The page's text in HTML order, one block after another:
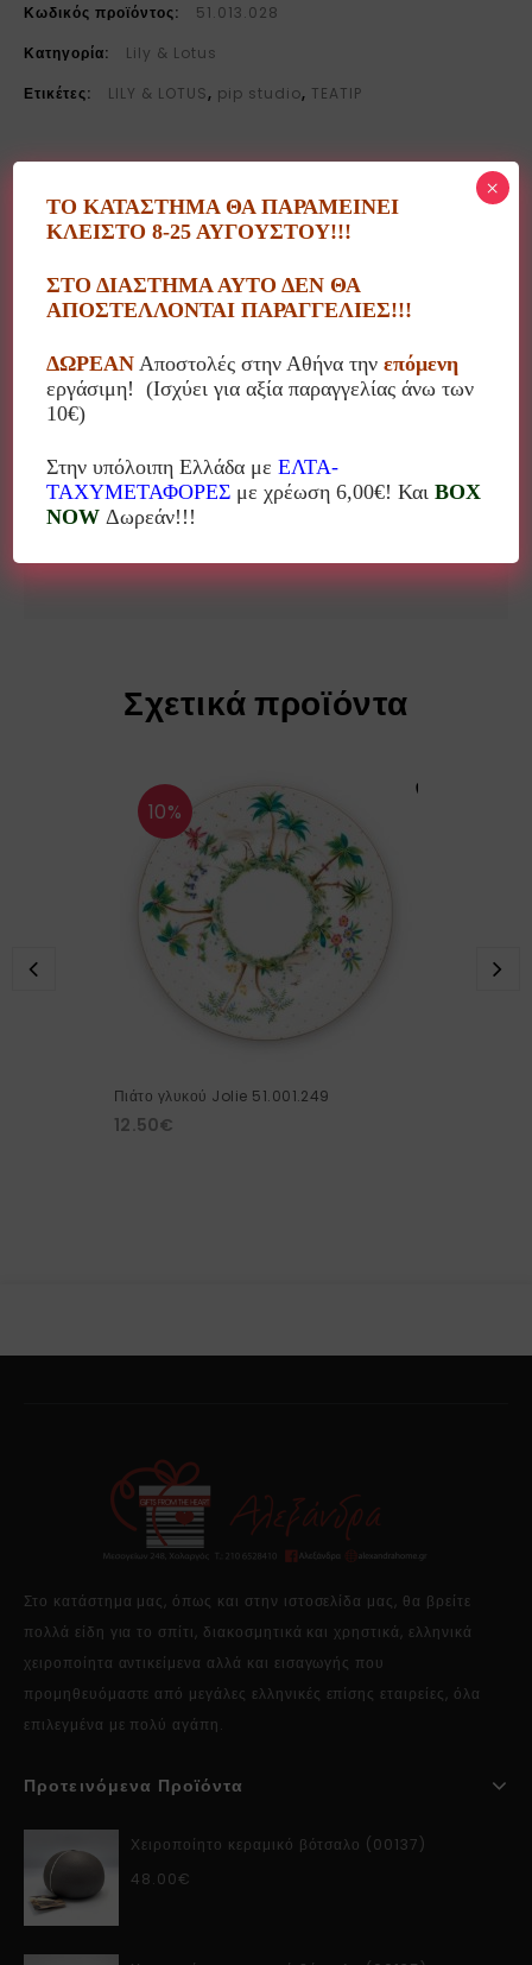
Κωδικός προϊόντος:
51.013.028
Κατηγορία:
Lily & Lotus
Ετικέτες:
LILY & LOTUS, pip studio, TEATIP
Κωδικός: 51.013.028
Διάμετρος: 9εκ
Σχετικά προϊόντα
10%
Πιάτο γλυκού Jolie 51.001.249
12.50€
Στο κατάστημα μας, όπως και στην ιστοσελίδα μας, θα βρείτε
πολλά είδη για το σπίτι, διακοσμητικά και χρηστικά, ελληνικά
χειροποίητα αντικείμενα αλλά και εισαγωγής που
προμηθευόμαστε από μεγάλες ελληνικές επίσης εταιρείες, όλα
επιλεγμένα με πολύ αγάπη.
Προτεινόμενα Προϊόντα
Χειροποίητο κεραμικό βότσαλο (00137)
48.00€
ΤΟ ΚΑΤΑΣΤΗΜΑ ΘΑ ΠΑΡΑΜΕΙΝΕΙ
ΚΛΕΙΣΤΟ 8-25 ΑΥΓΟΥΣΤΟΥ!!!
ΣΤΟ ΔΙΑΣΤΗΜΑ ΑΥΤΟ ΔΕΝ ΘΑ
ΑΠΟΣΤΕΛΛΟΝΤΑΙ ΠΑΡΑΓΓΕΛΙΕΣ!!!
ΔΩΡΕΑΝ Αποστολές στην Αθήνα τηνεπόμενη
εργάσιμη! (Ισχύει για αξία παραγγελίας άνω των
10€)
Στην υπόλοιπη Ελλάδα μεΕΛΤΑ-
ΤΑΧΥΜΕΤΑΦΟΡΕΣ με χρέωση 6,00€! ΚαιBOX
NOW Δωρεάν!!!
×